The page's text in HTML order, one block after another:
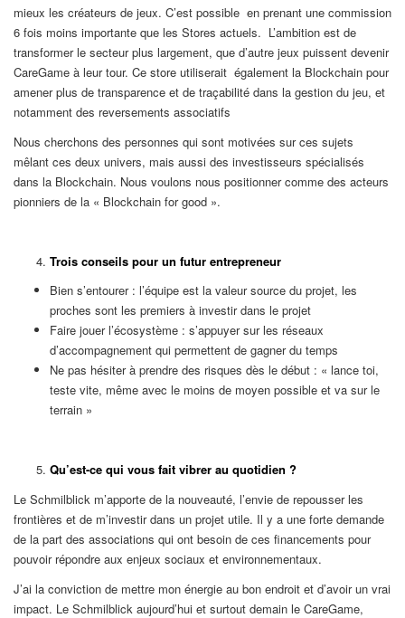
mieux les créateurs de jeux. C’est possible en prenant une commission
6 fois moins importante que les Stores actuels. L’ambition est de
transformer le secteur plus largement, que d’autre jeux puissent devenir
CareGame à leur tour. Ce store utiliserait également la Blockchain pour
amener plus de transparence et de traçabilité dans la gestion du jeu, et
notamment des reversements associatifs
Nous cherchons des personnes qui sont motivées sur ces sujets
mêlant ces deux univers, mais aussi des investisseurs spécialisés
dans la Blockchain. Nous voulons nous positionner comme des acteurs
pionniers de la « Blockchain for good ».
Trois conseils pour un futur entrepreneur
Bien s’entourer : l’équipe est la valeur source du projet, les
proches sont les premiers à investir dans le projet
Faire jouer l’écosystème : s’appuyer sur les réseaux
d’accompagnement qui permettent de gagner du temps
Ne pas hésiter à prendre des risques dès le début : « lance toi,
teste vite, même avec le moins de moyen possible et va sur le
terrain »
Qu’est-ce qui vous fait vibrer au quotidien ?
Le Schmilblick m’apporte de la nouveauté, l’envie de repousser les
frontières et de m’investir dans un projet utile. Il y a une forte demande
de la part des associations qui ont besoin de ces financements pour
pouvoir répondre aux enjeux sociaux et environnementaux.
J’ai la conviction de mettre mon énergie au bon endroit et d’avoir un vrai
impact. Le Schmilblick aujourd’hui et surtout demain le CareGame,